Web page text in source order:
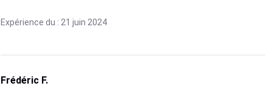
Expérience du : 21 juin 2024
Frédéric F.